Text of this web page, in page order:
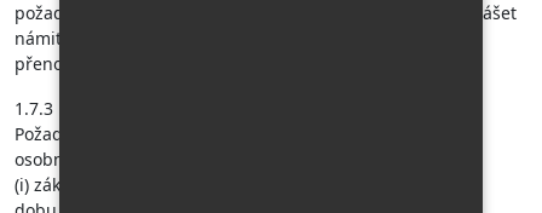
požadovat omezení zpracování svých osobních údajů, vznášet
námitky proti zpracování osobních údajů, jakož i práva na
přenositelnost údajů.
1.7.3
Požadovat, aby cestovní kancelář omezila zpracování jeho
osobních údajů, pokud
(i) zákazník popírá přesnost svých osobních údajů, a to na